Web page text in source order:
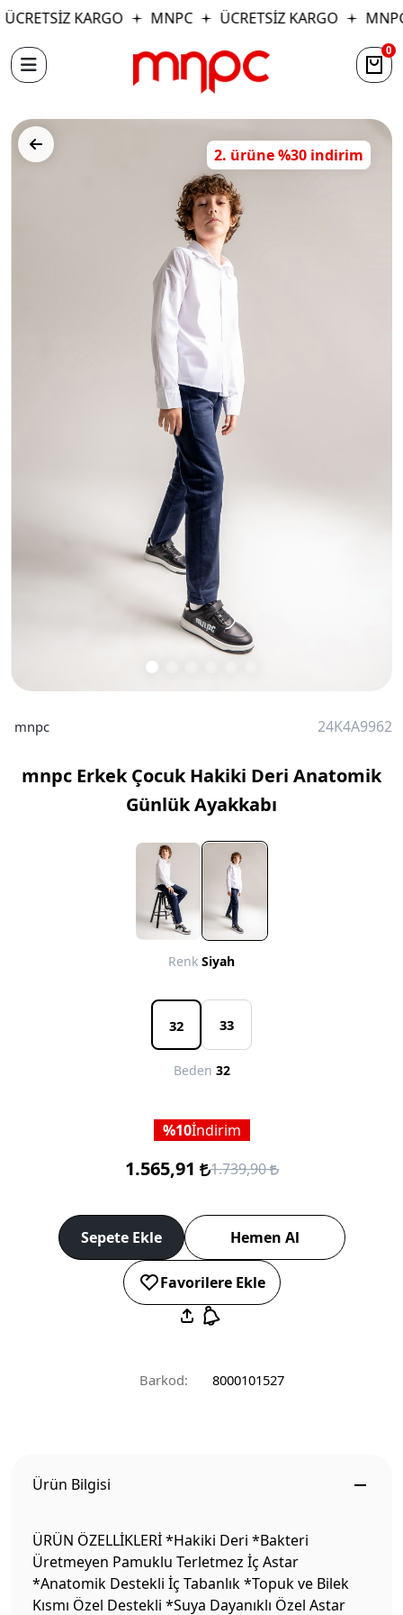
KARGO MNPC ÜCRETSİZ KARGO MNPC
0
2. ürüne %30 indirim
mnpc 24K4A9962
mnpc Erkek Çocuk Hakiki Deri Anatomik
Günlük Ayakkabı
Renk Siyah
32 33
Beden 32
10İndirim
1.565,91 1.739,90
Sepete Ekle Hemen Al
Favorilere Ekle
Barkod: 8000101527
Ürün Bilgisi
ÜRÜN ÖZELLİKLERİ *Hakiki Deri *Bakteri
Üretmeyen Pamuklu Terletmez İç Astar
*Anatomik Destekli İç Tabanlık *Topuk ve Bilek
Kısmı Özel Destekli *Suya Dayanıklı Özel Astar